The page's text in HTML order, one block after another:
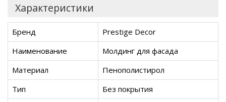
Характеристики
Бренд
Prestige Decor
Наименование
Молдинг для фасада
Материал
Пенополистирол
Тип
Без покрытия